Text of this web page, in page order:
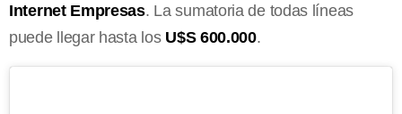
Internet Empresas. La sumatoria de todas líneas
puede llegar hasta los U$S 600.000.